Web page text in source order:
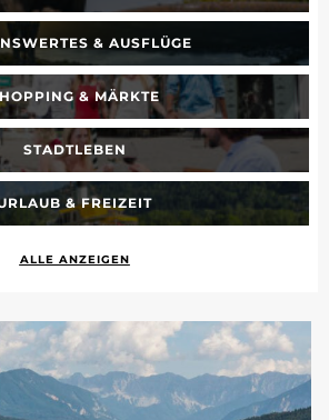
& AUSFLÜGE
& MÄRKTE
STADTLEBEN
& FREIZEIT
ALLE ANZEIGEN